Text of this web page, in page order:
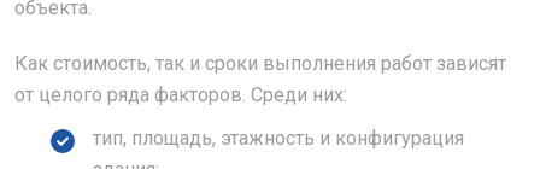
объекта.
Как стоимость, так и сроки выполнения работ зависят
от целого ряда факторов. Среди них:
тип, площадь, этажность и конфигурация